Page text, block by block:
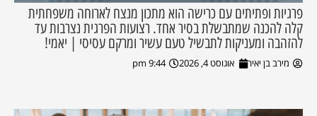
פרגיות ופתיתים עם כרישה הוא מתכון מנצח לארוחה משפחתית
קלה להכנה שמתבשלת בסיר אחד. רצועות הפרגית נצרבות עד
להזהבה ומעניקות לתבשיל טעם עשיר ומרקם עסיסי | יאמי!
מירב בן יאיר אוגוסט 4, 2026 9:44 pm